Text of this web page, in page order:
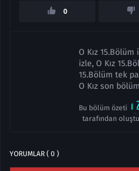
0
O Kız
izle, O Kız
15.Bölüm tek
O Kız son
Bu bölüm özeti
tarafından
YORUMLAR ( 0 )